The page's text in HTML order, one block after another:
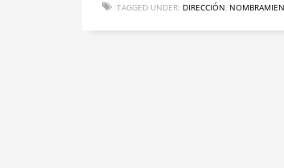
TAGGED UNDER: DIRECCIÓN,